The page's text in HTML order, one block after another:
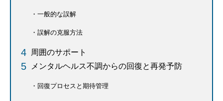
一般的な誤解
誤解の克服方法
周囲のサポート
メンタルヘルス不調からの回復と再発予防
回復プロセスと期待管理